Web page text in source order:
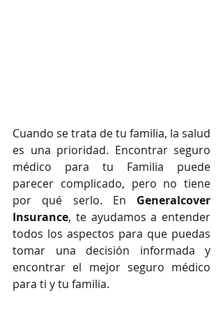
Cuando se trata de tu familia, la salud
es una prioridad. Encontrar seguro
médico para tu Familia puede
parecer complicado, pero no tiene
por qué serlo. En Generalcover
Insurance, te ayudamos a entender
todos los aspectos para que puedas
tomar una decisión informada y
encontrar el mejor seguro médico
para ti y tu familia.